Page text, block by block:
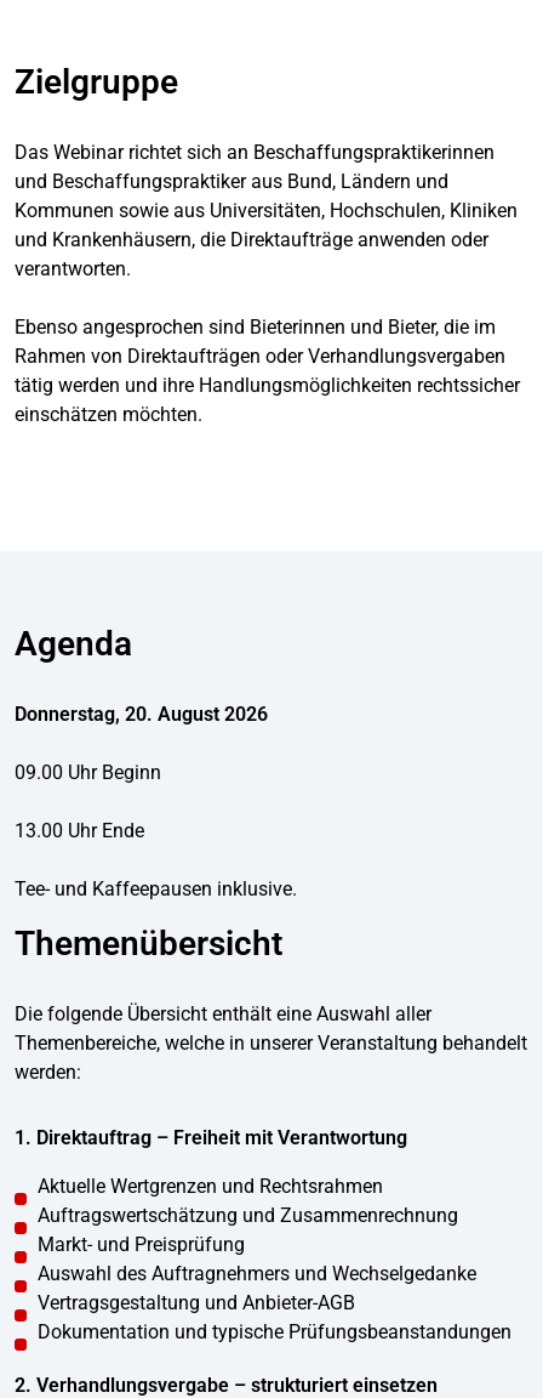
Zielgruppe
Das Webinar richtet sich an Beschaffungspraktikerinnen
und Beschaffungspraktiker aus Bund, Ländern und
Kommunen sowie aus Universitäten, Hochschulen, Kliniken
und Krankenhäusern, die Direktaufträge anwenden oder
verantworten.
Ebenso angesprochen sind Bieterinnen und Bieter, die im
Rahmen von Direktaufträgen oder Verhandlungsvergaben
tätig werden und ihre Handlungsmöglichkeiten rechtssicher
einschätzen möchten.
Agenda
Donnerstag, 20. August 2026
09.00 Uhr Beginn
13.00 Uhr Ende
Tee- und Kaffeepausen inklusive.
Themenübersicht
Die folgende Übersicht enthält eine Auswahl aller
Themenbereiche, welche in unserer Veranstaltung behandelt
werden:
1. Direktauftrag – Freiheit mit Verantwortung
Aktuelle Wertgrenzen und Rechtsrahmen
Auftragswertschätzung und Zusammenrechnung
Markt- und Preisprüfung
Auswahl des Auftragnehmers und Wechselgedanke
Vertragsgestaltung und Anbieter-AGB
Dokumentation und typische Prüfungsbeanstandungen
2. Verhandlungsvergabe – strukturiert einsetzen